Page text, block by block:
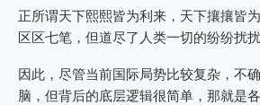
正所谓天下熙熙皆为利来，天下攘攘皆
区区七笔，但道尽了人类一切的纷纷扰扰
因此，尽管当前国际局势比较复杂，不
脑，但背后的底层逻辑很简单，那就是